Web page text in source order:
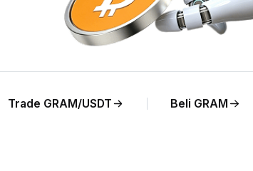
Trade GRAM/USDT Beli GRAM